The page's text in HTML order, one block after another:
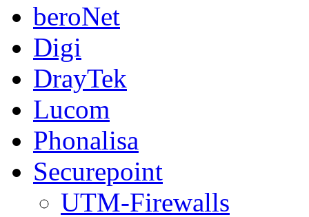
beroNet
Digi
DrayTek
Lucom
Phonalisa
Securepoint
UTM-Firewalls